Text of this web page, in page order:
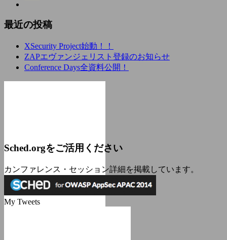
最近の投稿
XSecurity Project始動！！
ZAPエヴァンジェリスト登録のお知らせ
Conference Days全資料公開！
Sched.orgをご活用ください
カンファレンス・セッション詳細を掲載しています。
My Tweets